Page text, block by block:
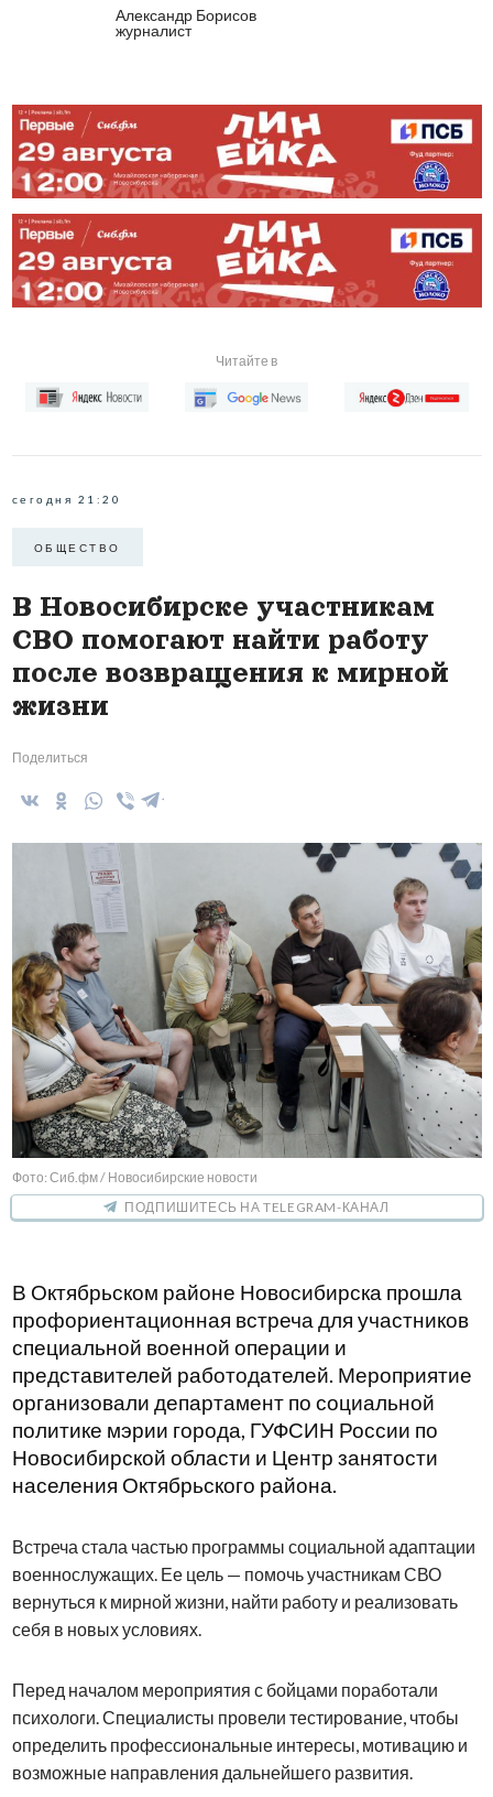
Александр Борисов
журналист
Читайте в
сегодня 21:20
ОБЩЕСТВО
В Новосибирске участникам
СВО помогают найти работу
после возвращения к мирной
жизни
Поделиться
Фото: Сиб.фм / Новосибирские новости
ПОДПИШИТЕСЬ НА TELEGRAM-КАНАЛ
В Октябрьском районе Новосибирска прошла
профориентационная встреча для участников
специальной военной операции и
представителей работодателей. Мероприятие
организовали департамент по социальной
политике мэрии города, ГУФСИН России по
Новосибирской области и Центр занятости
населения Октябрьского района.
Встреча стала частью программы социальной адаптации
военнослужащих. Ее цель — помочь участникам СВО
вернуться к мирной жизни, найти работу и реализовать
себя в новых условиях.
Перед началом мероприятия с бойцами поработали
психологи. Специалисты провели тестирование, чтобы
определить профессиональные интересы, мотивацию и
возможные направления дальнейшего развития.